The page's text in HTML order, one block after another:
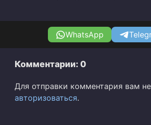
WhatsApp
Комментарии: 0
Для отправки комментария вам
авторизоваться.